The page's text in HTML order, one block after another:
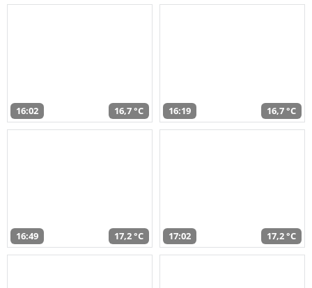
16:02 16,7 °C 16:19 16,7 °C
16:49 17,2 °C 17:02 17,2 °C